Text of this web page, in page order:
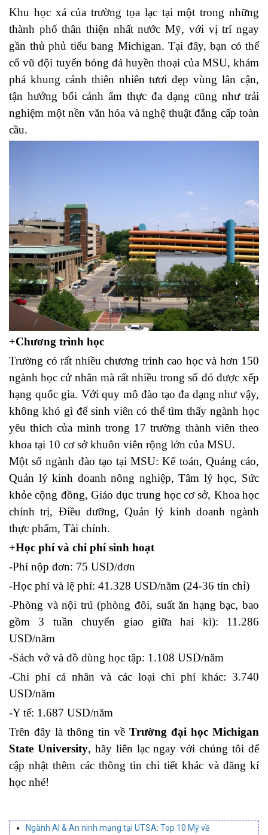
Khu học xá của trường tọa lạc tại một trong những
thành phố thân thiện nhất nước Mỹ, với vị trí ngay
gần thủ phủ tiểu bang Michigan. Tại đây, bạn có thể
cổ vũ đội tuyển bóng đá huyền thoại của MSU, khám
phá khung cảnh thiên nhiên tươi đẹp vùng lân cận,
tận hưởng bối cảnh ẩm thực đa dạng cũng như trải
nghiệm một nền văn hóa và nghệ thuật đẳng cấp toàn
cầu.
+Chương trình học
Trường có rất nhiều chương trình cao học và hơn 150
ngành học cử nhân mà rất nhiều trong số đó được xếp
hạng quốc gia. Với quy mô đào tạo đa dạng như vậy,
không khó gì để sinh viên có thể tìm thấy ngành học
yêu thích của mình trong 17 trường thành viên theo
khoa tại 10 cơ sở khuôn viên rộng lớn của MSU.
Một số ngành đào tạo tại MSU: Kế toán, Quảng cáo,
Quản lý kinh doanh nông nghiệp, Tâm lý học, Sức
khỏe cộng đồng, Giáo dục trung học cơ sở, Khoa học
chính trị, Điều dưỡng, Quản lý kinh doanh ngành
thực phẩm, Tài chính.
+Học phí và chi phí sinh hoạt
-Phí nộp đơn: 75 USD/đơn
-Học phí và lệ phí: 41.328 USD/năm (24-36 tín chỉ)
-Phòng và nội trú (phòng đôi, suất ăn hạng bạc, bao
gồm 3 tuần chuyển giao giữa hai kì): 11.286
USD/năm
-Sách vở và đồ dùng học tập: 1.108 USD/năm
-Chi phí cá nhân và các loại chi phí khác: 3.740
USD/năm
-Y tế: 1.687 USD/năm
Trên đây là thông tin về Trường đại học Michigan
State University, hãy liên lạc ngay với chúng tôi để
cập nhật thêm các thông tin chi tiết khác và đăng kí
học nhé!
Ngành AI & An ninh mạng tại UTSA: Top 10 Mỹ về